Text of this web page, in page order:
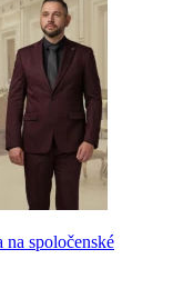
na spoločenské